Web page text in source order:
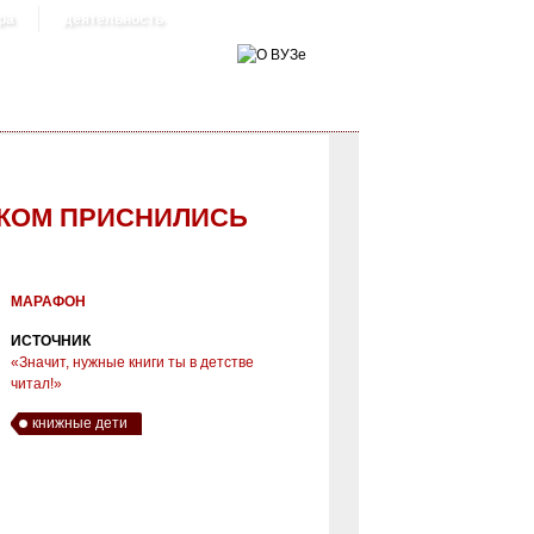
деятельность
ПРИСНИЛИСЬ
(ЧИТАЕТ ЛИДИЯ
МАРАФОН
ИСТОЧНИК
«Значит, нужные книги ты в детстве
читал!»
книжные дети